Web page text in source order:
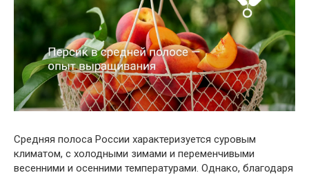
Средняя полоса России характеризуется суровым
климатом, с холодными зимами и переменчивыми
весенними и осенними температурами. Однако, благодаря